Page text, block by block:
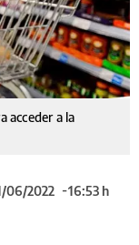
acceder a la
06/2022
16:53 h